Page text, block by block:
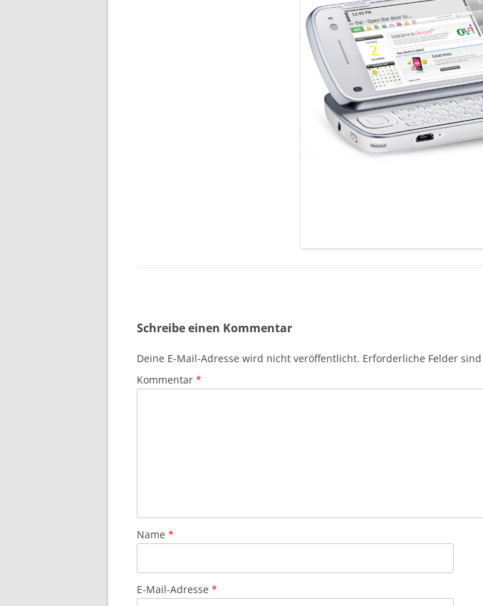
Schreibe einen Kommentar
Deine E-Mail-Adresse wird nicht veröffentlicht. Erforderliche Felder
Kommentar *
Name *
E-Mail-Adresse *